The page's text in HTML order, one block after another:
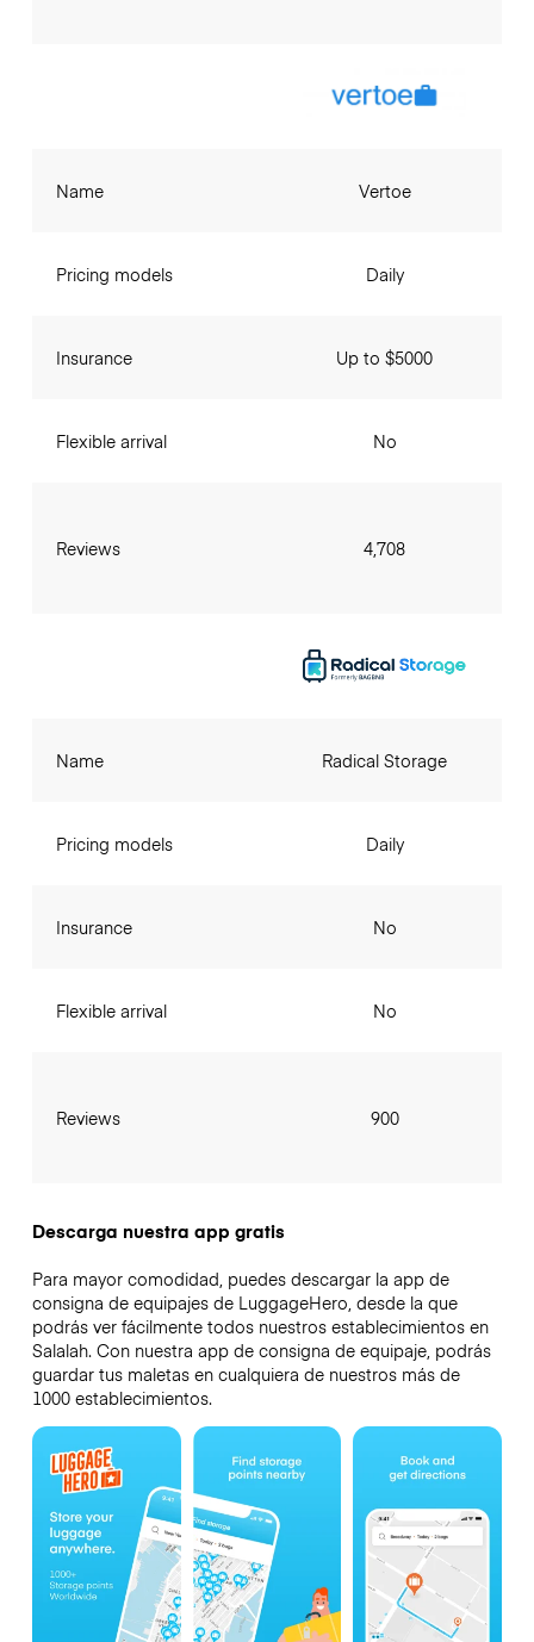
Name
Pricing models
Insurance
Flexible arrival
Reviews
Vertoe
Daily
Up to $5000
No
4,708
Name
Pricing models
Insurance
Flexible arrival
Reviews
Radical Storage
Daily
No
No
900
Descarga nuestra app gratis
Para mayor comodidad, puedes descargar la app de
consigna de equipajes de LuggageHero, desde la que
podrás ver fácilmente todos nuestros establecimientos en
Salalah. Con nuestra app de consigna de equipaje, podrás
guardar tus maletas en cualquiera de nuestros más de
1000 establecimientos.